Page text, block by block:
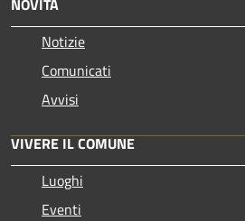
Notizie
Comunicati
Avvisi
VIVERE IL COMUNE
Luoghi
Eventi